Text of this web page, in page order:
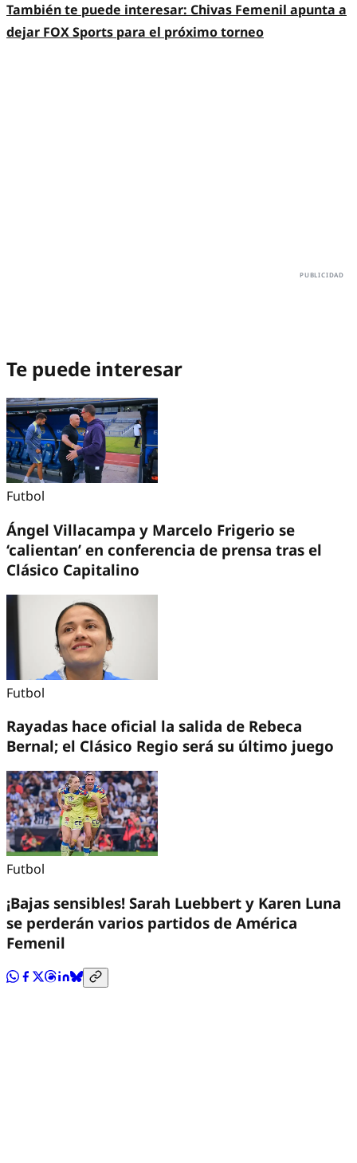
También te puede interesar: Chivas Femenil apunta a
dejar FOX Sports para el próximo torneo
Te puede interesar
Futbol
Ángel Villacampa y Marcelo Frigerio se
‘calientan’ en conferencia de prensa tras el
Clásico Capitalino
Futbol
Rayadas hace oficial la salida de Rebeca
Bernal; el Clásico Regio será su último juego
Futbol
¡Bajas sensibles! Sarah Luebbert y Karen Luna
se perderán varios partidos de América
Femenil